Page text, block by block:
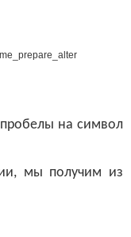
на символ
мы получим из